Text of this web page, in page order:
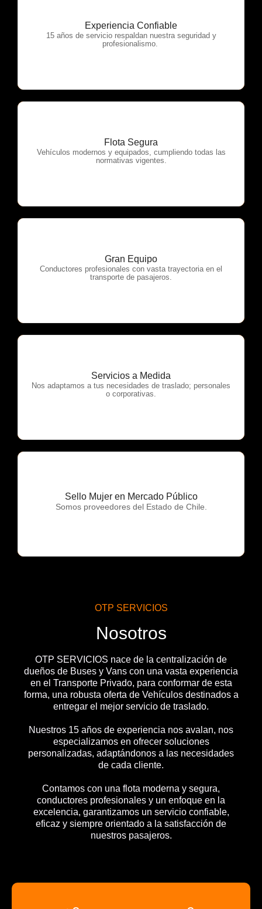
Experiencia Confiable
15 años de servicio respaldan nuestra seguridad y
profesionalismo.
OTP Servicios
Flota Segura
Vehículos modernos y equipados, cumpliendo todas las
normativas vigentes.
OTP Servicios
Gran Equipo
Conductores profesionales con vasta trayectoria en el
transporte de pasajeros.
OTP Servicios
Servicios a Medida
Nos adaptamos a tus necesidades de traslado; personales
o corporativas.
OTP Servicios
Sello Mujer en Mercado Público
Somos proveedores del Estado de Chile.
OTP Servicios
OTP SERVICIOS
Nosotros
OTP SERVICIOS nace de la centralización de
dueños de Buses y Vans con una vasta experiencia
en el Transporte Privado, para conformar de esta
forma, una robusta oferta de Vehículos destinados a
entregar el mejor servicio de traslado.
Nuestros 15 años de experiencia nos avalan, nos
especializamos en ofrecer soluciones
personalizadas, adaptándonos a las necesidades
de cada cliente.
Contamos con una flota moderna y segura,
conductores profesionales y un enfoque en la
excelencia, garantizamos un servicio confiable,
eficaz y siempre orientado a la satisfacción de
nuestros pasajeros.